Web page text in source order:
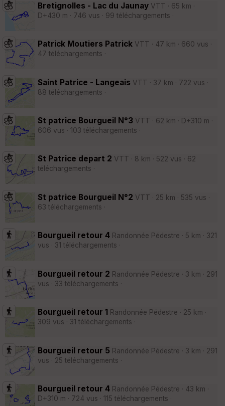
Bretignolles - Lac du Jaunay VTT · 65 km ·
D+430 m · 746 vus · 99 téléchargements ·
Patrick Moutiers Patrick VTT · 47 km · 660 vus ·
47 téléchargements ·
Saint Patrice - Langeais VTT · 37 km · 722 vus ·
88 téléchargements ·
St patrice Bourgueil N°3 VTT · 62 km · D+310 m ·
606 vus · 103 téléchargements ·
St Patrice depart 2 VTT · 8 km · 522 vus · 62
téléchargements ·
St patrice Bourgueil N°2 VTT · 25 km · 535 vus ·
63 téléchargements ·
Bourgueil retour 4 Randonnée Pédestre · 5 km · 321
vus · 31 téléchargements ·
Bourgueil retour 2 Randonnée Pédestre · 3 km · 291
vus · 33 téléchargements ·
Bourgueil retour 1 Randonnée Pédestre · 25 km ·
309 vus · 31 téléchargements ·
Bourgueil retour 5 Randonnée Pédestre · 3 km · 291
vus · 25 téléchargements ·
Bourgueil retour 4 Randonnée Pédestre · 43 km ·
D+310 m · 724 vus · 115 téléchargements ·